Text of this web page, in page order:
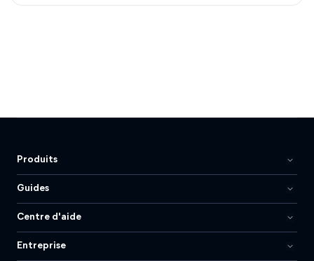
Produits
Guides
Centre d'aide
Entreprise